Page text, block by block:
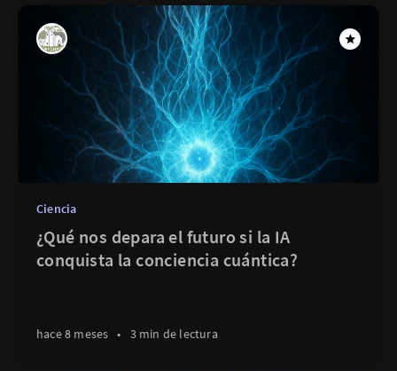
Ciencia
¿Qué nos depara el futuro si la IA
conquista la conciencia cuántica?
hace 8 meses • 3 min de lectura